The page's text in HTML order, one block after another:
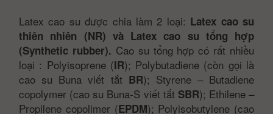
Latex cao su được chia làm 2 loại: Latex cao su
thiên nhiên (NR) và Latex cao su tổng hợp
(Synthetic rubber). Cao su tổng hợp có rất nhiều
loại : Polyisoprene (IR); Polybutadiene (còn gọi là
cao su Buna viết tắt BR); Styrene – Butadiene
copolymer (cao su Buna-S viết tắt SBR); Ethilene –
Propilene copolimer (EPDM); Polyisobutylene (cao